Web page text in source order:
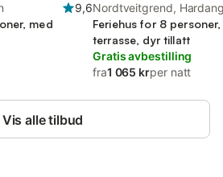
9,6
med
Nordtveitgrend,
Feriehus for 8
terrasse, dyr tillatt
Gratis avbestilling
fra1 065 krper natt
Vis alle tilbud